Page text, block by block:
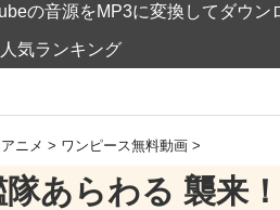
の音源をMP3に変換してダウン
気ランキング
アニメ > ワンピース無料動画 >
あらわる 襲来